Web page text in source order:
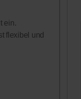
ein.
flexibel und